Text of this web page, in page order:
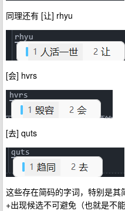
同理还有 [让] rhyu
[会] hvrs
[去] quts
这些存在简码的字词，特别是
+出现候选不可避免（也就是不